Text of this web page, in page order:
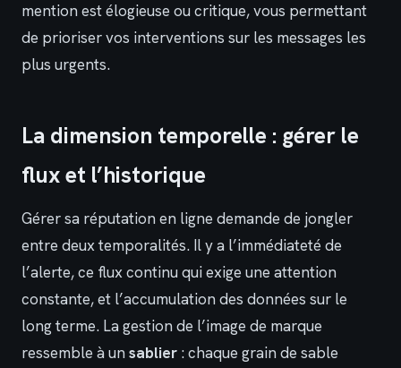
mention est élogieuse ou critique, vous permettant
de prioriser vos interventions sur les messages les
plus urgents.
La dimension temporelle : gérer le
flux et l’historique
Gérer sa réputation en ligne demande de jongler
entre deux temporalités. Il y a l’immédiateté de
l’alerte, ce flux continu qui exige une attention
constante, et l’accumulation des données sur le
long terme. La gestion de l’image de marque
ressemble à unsablier : chaque grain de sable